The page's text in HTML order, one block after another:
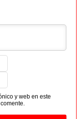
y web en este